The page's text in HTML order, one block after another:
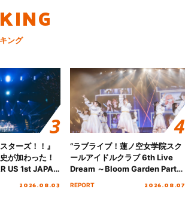
ング
ターズ！！』
が加わった！
US 1st JAPAN
2026.08.03
“ラブライブ！蓮ノ空女学院スク
ールアイドルクラブ 6th Live
Dream ～Bloom Garden Party
REPORT 2026.08.07